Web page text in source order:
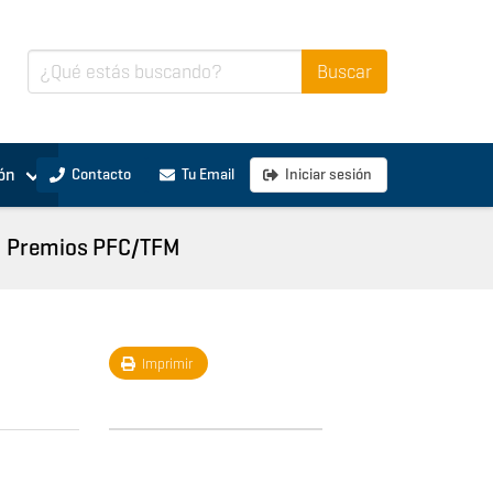
Contacto Tu Email Iniciar sesión
Premios PFC/TFM
Imprimir